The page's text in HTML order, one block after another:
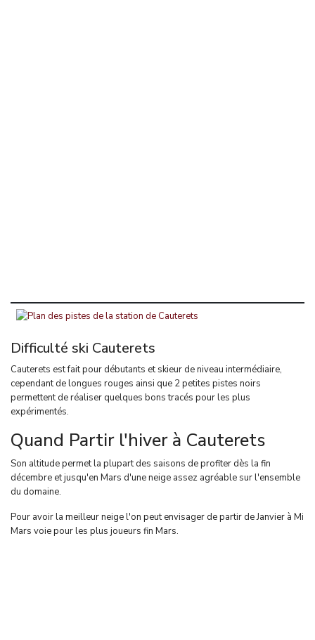
Difficulté ski Cauterets
Cauterets est fait pour débutants et skieur de niveau intermédiaire,
cependant de longues rouges ainsi que 2 petites pistes noirs
permettent de réaliser quelques bons tracés pour les plus
expérimentés.
Quand Partir l'hiver à Cauterets
Son altitude permet la plupart des saisons de profiter dès la fin
décembre et jusqu'en Mars d'une neige assez agréable sur l'ensemble
du domaine.
Pour avoir la meilleur neige l'on peut envisager de partir de Janvier à Mi
Mars voie pour les plus joueurs fin Mars.